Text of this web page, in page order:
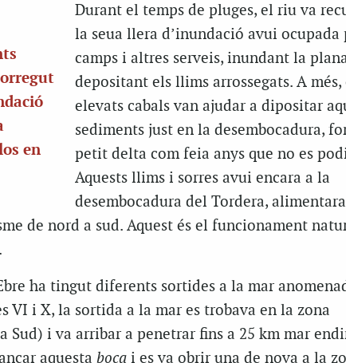
en
Durant el temps de pluges, el riu va
la seua llera d’inundació avui ocupada
camps i altres serveis, inundant la
depositant els llims arrossegats. A més,
elevats cabals van ajudar a dipositar
sediments just en la desembocadura,
petit delta com feia anys que no es
Aquests llims i sorres avui encara a la
desembocadura del Tordera,
de nord a sud. Aquest és el funcionament
ha tingut diferents sortides a la mar
VI i X, la sortida a la mar es trobava en la zona
i va arribar a penetrar fins a 25 km mar
aquesta bocai es va obrir una de nova a la